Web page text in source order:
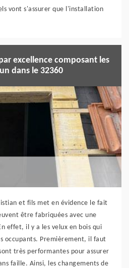
vont s'assurer que l'installation
excellence composant les
dans le 32360
et fils met en évidence le fait
être fabriquées avec une
effet, il y a les velux en bois qui
occupants. Premièrement, il faut
très performantes pour assurer
faille. Ainsi, les changements de